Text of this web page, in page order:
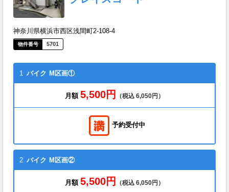
神奈川県横浜市西区浅間町2-108-4
5701
1 バイク M区画①
月額 5,500円 （税込 6,050円）
予約受付中
2 バイク M区画②
月額 5,500円 （税込 6,050円）